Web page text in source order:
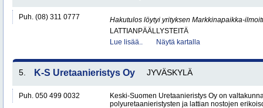
Puh. (08) 311 0777
Hakutulos löytyi yrityksen Markkinapaikka-
LATTIANPÄÄLLYSTEITÄ
Lue lisää..
Näytä kartalla
5. K-S Uretaanieristys Oy JYVÄSKYLÄ
Puh. 050 499 0032
Keski-Suomen Uretaanieristys Oy on
polyuretaanieristysten ja lattian nostojen